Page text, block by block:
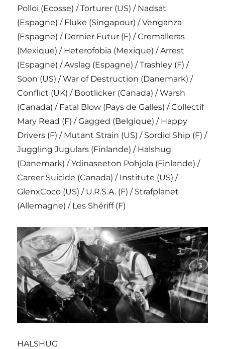
Polloi (Ecosse) / Torturer (US) / Nadsat
(Espagne) / Fluke (Singapour) / Venganza
(Espagne) / Dernier Futur (F) / Cremalleras
(Mexique) / Heterofobia (Mexique) / Arrest
(Espagne) / Avslag (Espagne) / Trashley (F) /
Soon (US) / War of Destruction (Danemark) /
Conflict (UK) / Bootlicker (Canada) / Warsh
(Canada) / Fatal Blow (Pays de Galles) / Collectif
Mary Read (F) / Gagged (Belgique) / Happy
Drivers (F) / Mutant Strain (US) / Sordid Ship (F) /
Juggling Jugulars (Finlande) / Halshug
(Danemark) / Ydinaseeton Pohjola (Finlande) /
Career Suicide (Canada) / Institute (US) /
GlenxCoco (US) / U.R.S.A. (F) / Strafplanet
(Allemagne) / Les Shériff (F)
HALSHUG